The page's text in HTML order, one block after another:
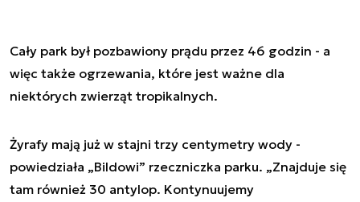
Cały park był pozbawiony prądu przez 46 godzin - a
więc także ogrzewania, które jest ważne dla
niektórych zwierząt tropikalnych.
Żyrafy mają już w stajni trzy centymetry wody -
powiedziała „Bildowi” rzeczniczka parku. „Znajduje się
tam również 30 antylop. Kontynuujemy